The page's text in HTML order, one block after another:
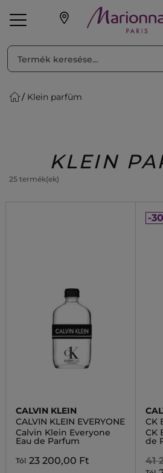
Parfüm
Beauty
Klein parfüm
KLEIN
25 termék(ek)
RENDEZéS
CALVIN KLEIN
CALVIN KLEIN EVERYONE
Calvin Klein Everyone
Eau de Parfum
Tól 23 200,00 Ft
-
CK
CK
de
41